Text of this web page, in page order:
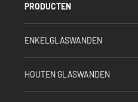
PRODUCTEN
ENKELGLASWANDEN
HOUTEN GLASWANDEN